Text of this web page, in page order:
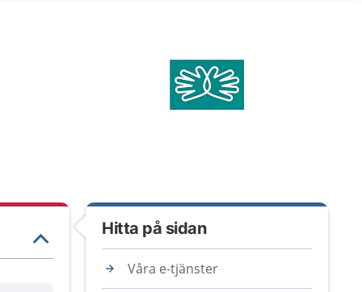
Hitta på sidan
Våra e-tjänster